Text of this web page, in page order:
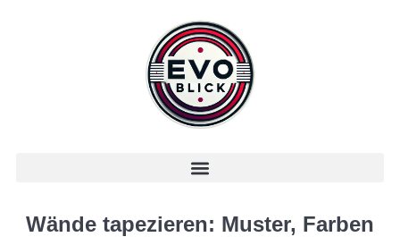
Wände tapezieren: Muster, Farben